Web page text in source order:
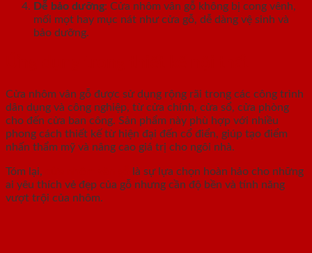
Dễ bảo dưỡng: Cửa nhôm vân gỗ không bị cong vênh,
mối mọt hay mục nát như cửa gỗ, dễ dàng vệ sinh và
bảo dưỡng.
Cửa nhôm vân gỗ được sử dụng rộng rãi trong các công trình
dân dụng và công nghiệp, từ cửa chính, cửa sổ, cửa phòng
cho đến cửa ban công. Sản phẩm này phù hợp với nhiều
phong cách thiết kế từ hiện đại đến cổ điển, giúp tạo điểm
nhấn thẩm mỹ và nâng cao giá trị cho ngôi nhà.
Tóm lại,
là sự lựa chọn hoàn hảo cho những
ai yêu thích vẻ đẹp của gỗ nhưng cần độ bền và tính năng
vượt trội của nhôm.